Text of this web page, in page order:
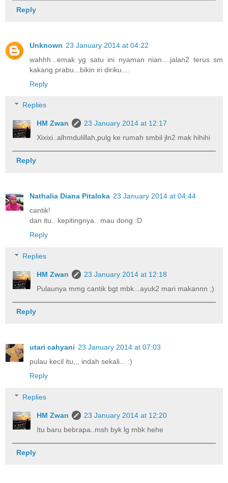
Reply
Unknown 23 January 2014 at 04:22
wahhh...emak yg satu ini nyaman nian....jalan2 terus sm
kakang prabu...bikin iri diriku....
Reply
Replies
HM Zwan
23 January 2014 at 12:17
Xixixi..alhmdulillah,pulg ke rumah smbil jln2 mak hihihi
Reply
Nathalia Diana Pitaloka 23 January 2014 at 04:44
cantik!
dan itu.. kepitingnya.. mau dong :D
Reply
Replies
HM Zwan
23 January 2014 at 12:18
Pulaunya mmg cantik bgt mbk...ayuk2 mari makannn ;)
Reply
utari cahyani 23 January 2014 at 07:03
pulau kecil itu,,, indah sekali... :)
Reply
Replies
HM Zwan
23 January 2014 at 12:20
Itu baru bebrapa..msh byk lg mbk hehe
Reply